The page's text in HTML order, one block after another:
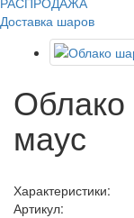
Доставка шаров
маус
Характеристики:
Артикул: